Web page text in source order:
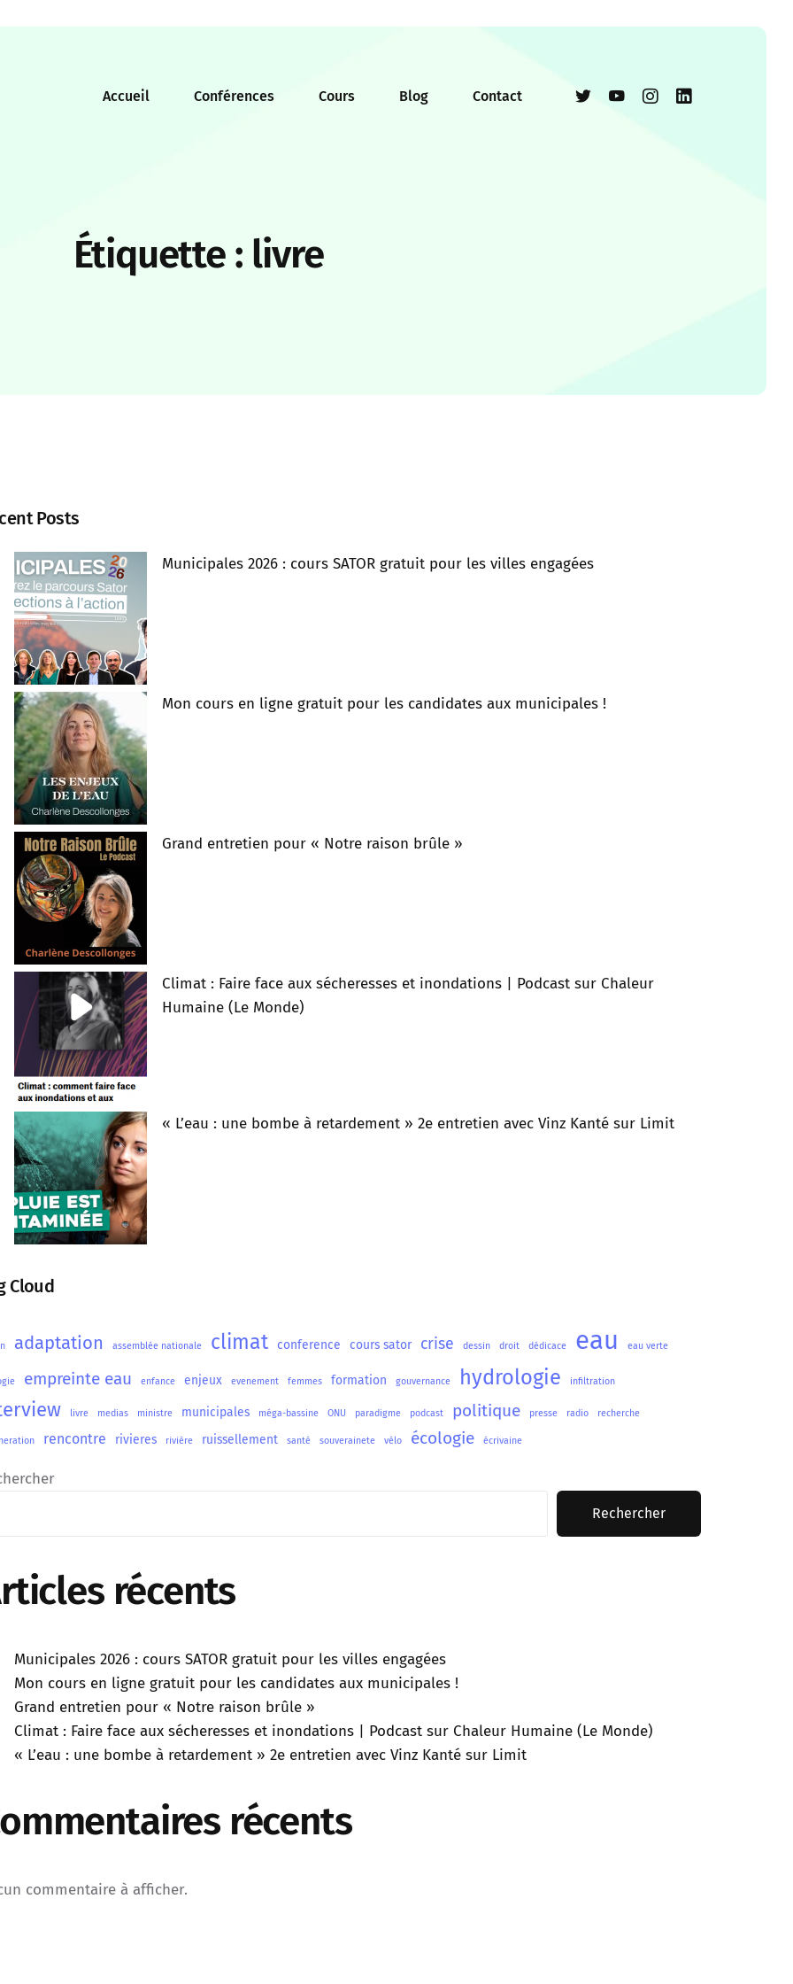
Accueil Conférences Cours Blog Contact
Étiquette : livre
Posts
Municipales 2026 : cours SATOR gratuit pour les villes engagées
Mon cours en ligne gratuit pour les candidates aux municipales !
Grand entretien pour « Notre raison brûle »
Climat : Faire face aux sécheresses et inondations | Podcast sur Chaleur
Humaine (Le Monde)
« L’eau : une bombe à retardement » 2e entretien avec Vinz Kanté sur Limit
Cloud
adaptation assemblée nationale climat conference cours sator crise dessin droit dédicace eau eau verte
empreinte eau enfance enjeux evenement femmes formation gouvernance hydrologie infiltration
livre medias ministre municipales méga-bassine ONU paradigme podcast politique presse radio recherche
rencontre rivieres rivière ruissellement santé souverainete vélo écologie écrivaine
Rechercher
récents
Municipales 2026 : cours SATOR gratuit pour les villes engagées
Mon cours en ligne gratuit pour les candidates aux municipales !
Grand entretien pour « Notre raison brûle »
Climat : Faire face aux sécheresses et inondations | Podcast sur Chaleur Humaine (Le Monde)
« L’eau : une bombe à retardement » 2e entretien avec Vinz Kanté sur Limit
récents
commentaire à afficher.